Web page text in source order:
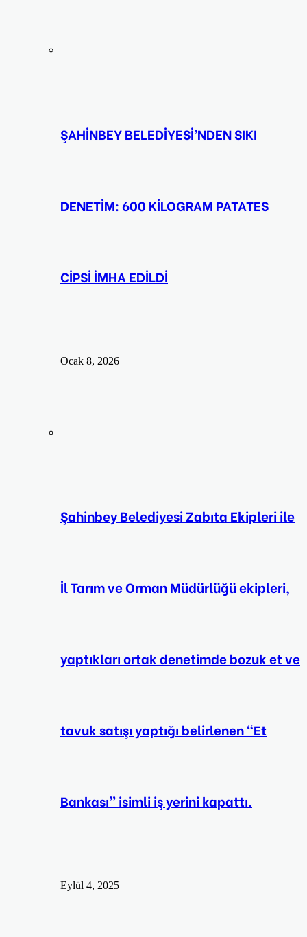
ŞAHİNBEY BELEDİYESİ’NDEN SIKI
DENETİM: 600 KİLOGRAM PATATES
CİPSİ İMHA EDİLDİ
Ocak 8, 2026
Şahinbey Belediyesi Zabıta Ekipleri ile
İl Tarım ve Orman Müdürlüğü ekipleri,
yaptıkları ortak denetimde bozuk et ve
tavuk satışı yaptığı belirlenen “Et
Bankası” isimli iş yerini kapattı.
Eylül 4, 2025